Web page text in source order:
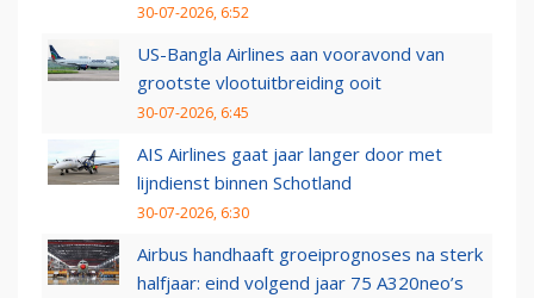
30-07-2026, 6:52
US-Bangla Airlines aan vooravond van
grootste vlootuitbreiding ooit
30-07-2026, 6:45
AIS Airlines gaat jaar langer door met
lijndienst binnen Schotland
30-07-2026, 6:30
Airbus handhaaft groeiprognoses na sterk
halfjaar: eind volgend jaar 75 A320neo’s